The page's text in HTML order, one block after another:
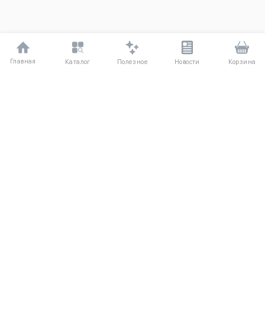
Главная Каталог Полезное Новости Корзина